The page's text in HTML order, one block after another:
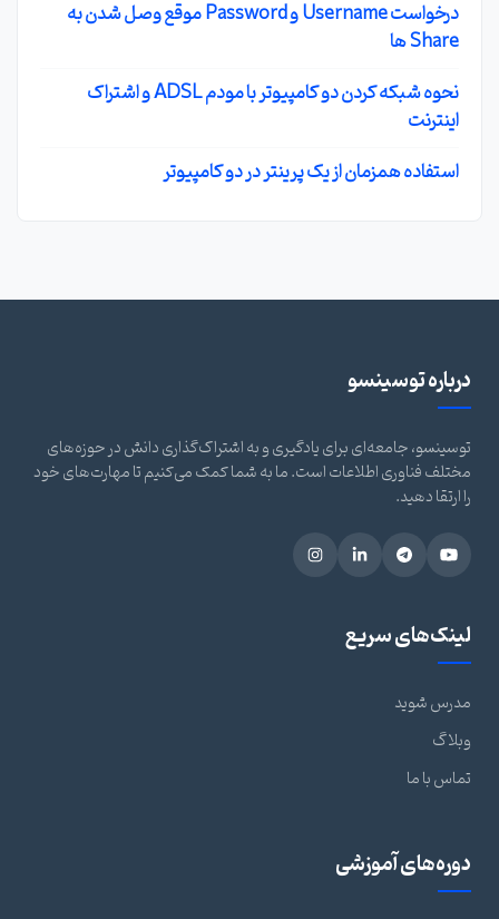
درخواست Username و Password موقع وصل شدن به
Share ها
نحوه شبکه کردن دو کامپیوتر با مودم ADSL و اشتراک
اینترنت
استفاده همزمان از یک پرینتر در دو کامپیوتر
درباره توسینسو
توسینسو، جامعه‌ای برای یادگیری و به اشتراک‌گذاری دانش در حوزه‌های
مختلف فناوری اطلاعات است. ما به شما کمک می‌کنیم تا مهارت‌های خود
را ارتقا دهید.
لینک‌های سریع
مدرس شوید
وبلاگ
تماس با ما
دوره‌های آموزشی